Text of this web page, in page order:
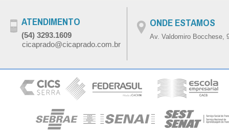
ATENDIMENTO
(54) 3293.1609
cicaprado@cicaprado.com.br
ONDE ESTAMOS
Av. Valdomiro Bocchese,